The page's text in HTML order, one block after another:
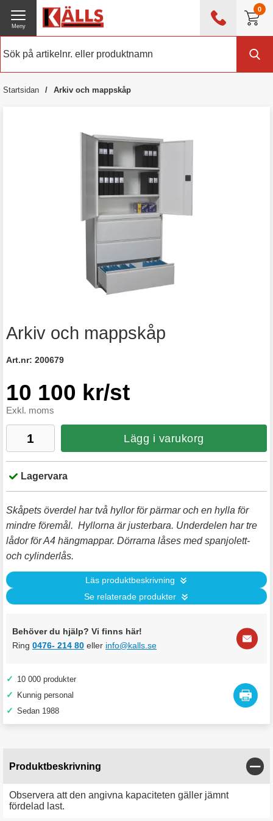
0
0476 - 214 80
Meny
Startsidan Arkiv och mappskåp
Arkiv och mappskåp
Art.nr: 200679
10 100 kr/st
Exkl. moms
Lägg i varukorg
Lagervara
Skåpets överdel har två hyllor för pärmar och en hylla för
mindre föremål. Hyllorna är justerbara. Underdelen har tre
lådor för A4 hängmappar. Dörrarna låses med spanjolett-
och cylinderlås.
Läs produktbeskrivning
Se relaterade produkter
Behöver du hjälp? Vi finns här!
Ring 0476- 214 80 eller info@kalls.se
✓ 10 000 produkter
✓ Kunnig personal
✓ Sedan 1988
Produktbeskrivning
Observera att den angivna kapaciteten gäller jämnt
fördelad last.